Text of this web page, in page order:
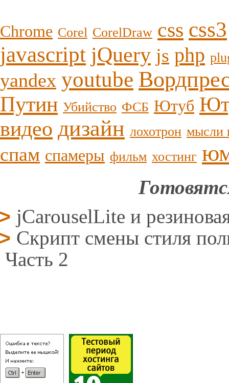
Chrome Corel CorelDraw css css3
javascript jQuery js php
yandex youtube
Путин Убийство ФСБ Ютуб
видео дизайн лохотрон мысли
спам спамеры фильм хостинг
jCarouselLite и
Скрипт смены стиля
Часть 2